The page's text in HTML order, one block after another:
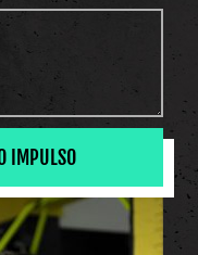
IMPULSO